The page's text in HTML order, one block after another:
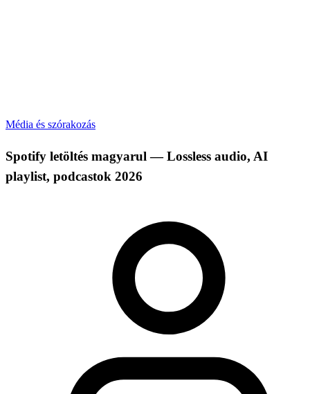
Média és szórakozás
Spotify letöltés magyarul — Lossless audio, AI
playlist, podcastok 2026